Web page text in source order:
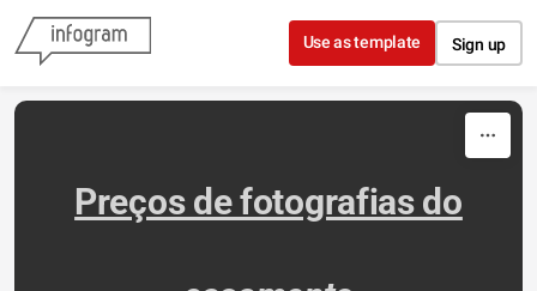
Skip to content
Use as template Sign up
Preços de fotografias do